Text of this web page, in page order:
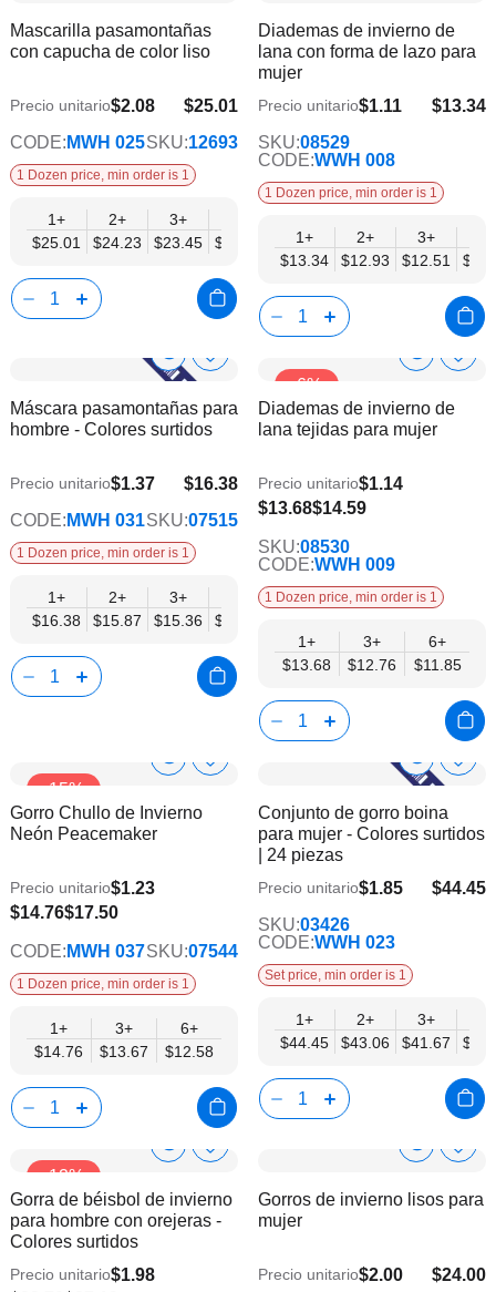
Info la
lista
deseos
Mascarilla pasamontañas
con capucha de color liso
$25.01
$20.32
Precio unitario$2.08
CODE: MWH 025SKU:12693
1 Dozen price, min order is 1
1+
$25.01
2+
$24.23
3+
$23.45
$22.66
$21.88
$21.10
$20.32
Info
lista
Diademas de invierno de
lana con forma de lazo para
mujer
$13.34
$10.84
Precio unitario$1.11
CODE:WWH 008
SKU:08529
1 Dozen price, min order is 1
1+
$13.34
2+
$12.93
3+
$12.51
Show
Info
Añadir
la
lista
deseos
Máscara pasamontañas para
hombre - Colores surtidos
$16.38
$13.31
Precio unitario$1.37
CODE: MWH 031SKU:07515
1 Dozen price, min order is 1
1+
$16.38
2+
$15.87
3+
$15.36
$14.85
6+
9+
12+
-6%
Show
Info
Diademas de invierno de
lana tejidas para mujer
$13.68$14.59
$11.85
Precio unitario$1.14
CODE:WWH 009
SKU:08530
1 Dozen price, min order is 1
1+
$13.68
3+
$12.76
6+
$11.85
-15%
Show
Info
Añadir
deseos
Gorro Chullo de Invierno
Neón Peacemaker
$14.76$17.50
$12.58
Precio unitario$1.23
CODE: MWH 037SKU:07544
1 Dozen price, min order is 1
1+
$14.76
3+
$13.67
6+
$12.58
Show
Product
Info
lista
Conjunto de gorro boina
para mujer - Colores surtidos
| 24 piezas
$44.45
$36.11
Precio unitario$1.85
CODE:WWH 023
SKU:03426
Set price, min order is 1
1+
$44.45
2+
$43.06
3+
$41.67
-12%
Show
Info
Añadir
la
lista
deseos
Gorra de béisbol de invierno
para hombre con orejeras -
Colores surtidos
Precio unitario$1.98
Show
Info la
Gorros de invierno lisos para
mujer
$24.00
$21.00
Precio unitario$2.00